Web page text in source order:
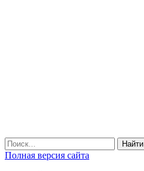
Найти
Полная версия сайта